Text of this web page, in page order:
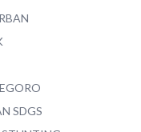
SDGS